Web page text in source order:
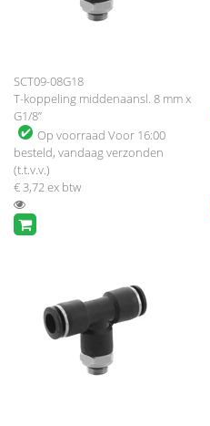
SCT09-08G18
T-koppeling middenaansl. 8 mm x
G1/8”
Op voorraad Voor 16:00
besteld, vandaag verzonden
(t.t.v.v.)
€ 3,72ex btw